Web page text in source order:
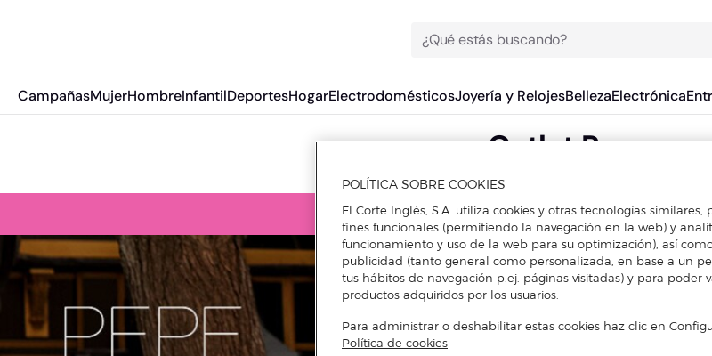
¿Qué estás buscando?
CampañasMujerHombreInfantilDeportesHogarElectrodomésticosJoyería y RelojesBellezaElectrónica
Outlet Peperuna
DESCUBRE DESCUENTOS EN OTRAS MARCAS
POLÍTICA SOBRE COOKIES
El Corte Inglés, S.A. utiliza cookies y otras tecnologías similares,
fines funcionales (permitiendo la navegación en la web) y
funcionamiento y uso de la web para su optimización), así
publicidad (tanto general como personalizada, en base a un
tus hábitos de navegación p.ej. páginas visitadas) y para poder
productos adquiridos por los usuarios.
Para administrar o deshabilitar estas cookies haz clic en
Política de cookies